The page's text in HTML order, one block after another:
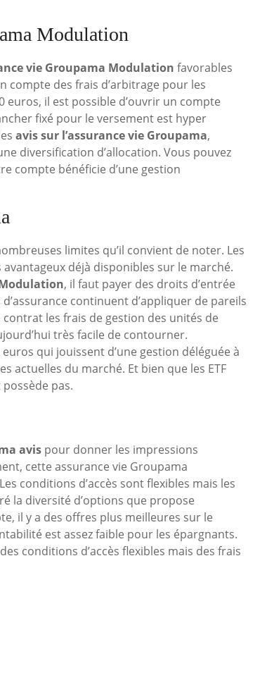
Modulation
vie Groupama Modulation favorables
compte des frais d’arbitrage pour les
euros, il est possible d’ouvrir un compte
fixé pour le versement est hyper
avis sur l’assurance vie Groupama,
diversification d’allocation. Vous pouvez
compte bénéficie d’une gestion
limites qu’il convient de noter. Les
déjà disponibles sur le marché.
, il faut payer des droits d’entrée
continuent d’appliquer de pareils
les frais de gestion des unités de
très facile de contourner.
qui jouissent d’une gestion déléguée à
actuelles du marché. Et bien que les ETF
pas.
avis pour donner les impressions
cette assurance vie Groupama
conditions d’accès sont flexibles mais les
la diversité d’options que propose
il y a des offres plus meilleures sur le
est assez faible pour les épargnants.
conditions d’accès flexibles mais des frais